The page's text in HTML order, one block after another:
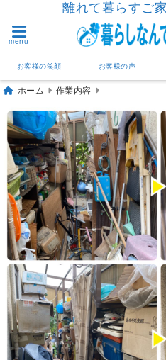
離れて暮らすご
menu
お客様の笑顔 お客様の声
ホーム 作業内容